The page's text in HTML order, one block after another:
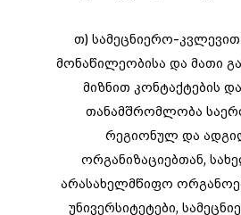
თ) სამეცნიერო-
მონაწილეობისა და მათი
მიზნით კონტაქტების
თანამშრომლობა
რეგიონულ და
ორგანიზაციებთან,
არასახელმწიფო
უნივერსიტეტები,